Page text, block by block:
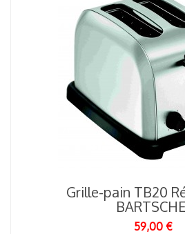
Grille-pain TB20
59,00 €